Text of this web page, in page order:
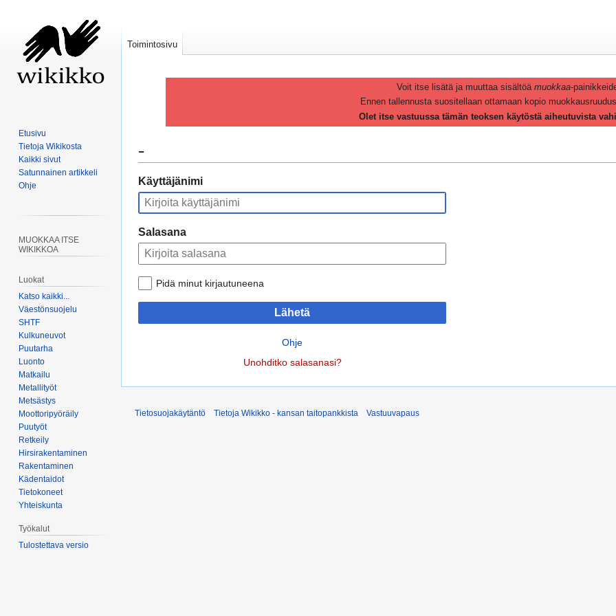
Voit itse lisätä ja muuttaa sisältöä muokkaa-
Ennen tallennusta suositellaan ottamaan kopio
Olet itse vastuussa tämän teoksen käytöstä aiheutuvista
-
Siirry
navigaatioon
Siirry
hakuun
Käyttäjänimi
Salasana
Pidä minut kirjautuneena
Lähetä
Ohje
Unohditko salasanasi?
Toimintosivu
Etusivu
Tietoja Wikikosta
Kaikki sivut
Satunnainen artikkeli
Ohje
MUOKKAA ITSE
WIKIKKOA
Luokat
Katso kaikki...
Väestönsuojelu
SHTF
Kulkuneuvot
Puutarha
Luonto
Matkailu
Metallityöt
Metsästys
Moottoripyöräily
Puutyöt
Retkeily
Hirsirakentaminen
Rakentaminen
Kädentaidot
Tietokoneet
Yhteiskunta
Työkalut
Tulostettava versio
Tietosuojakäytäntö Tietoja Wikikko - kansan taitopankkista Vastuuvapaus